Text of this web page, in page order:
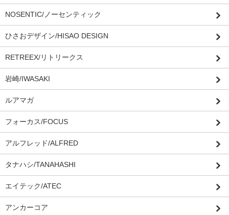
NOSENTIC/ノーセンティック
ひさおデザイン/HISAO DESIGN
RETREEX/リトリークス
岩崎/IWASAKI
ルアマガ
フォーカス/FOCUS
アルフレッド/ALFRED
タナハシ/TANAHASHI
エイテック/ATEC
アンカーコア